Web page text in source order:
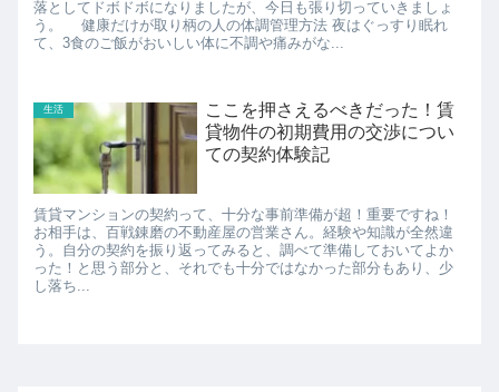
落としてドボドボになりましたが、今日も張り切っていきましょ
う。 健康だけが取り柄の人の体調管理方法 夜はぐっすり眠れ
て、3食のご飯がおいしい体に不調や痛みがな...
生活
ここを押さえるべきだった！賃
貸物件の初期費用の交渉につい
ての契約体験記
賃貸マンションの契約って、十分な事前準備が超！重要ですね！
お相手は、百戦錬磨の不動産屋の営業さん。経験や知識が全然違
う。自分の契約を振り返ってみると、調べて準備しておいてよか
った！と思う部分と、それでも十分ではなかった部分もあり、少
し落ち...